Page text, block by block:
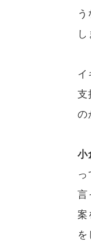
し
イ
支
の
小
言
案
を